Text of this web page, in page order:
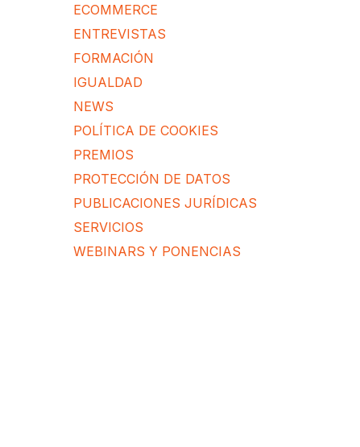
ECOMMERCE
ENTREVISTAS
FORMACIÓN
IGUALDAD
NEWS
POLÍTICA DE COOKIES
PREMIOS
PROTECCIÓN DE DATOS
PUBLICACIONES JURÍDICAS
SERVICIOS
WEBINARS Y PONENCIAS